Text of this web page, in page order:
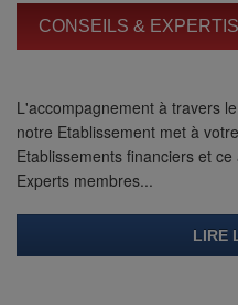
CONSEILS &
L'accompagnement à travers
notre Etablissement met à
Etablissements financiers et
Experts membres...
LIRE